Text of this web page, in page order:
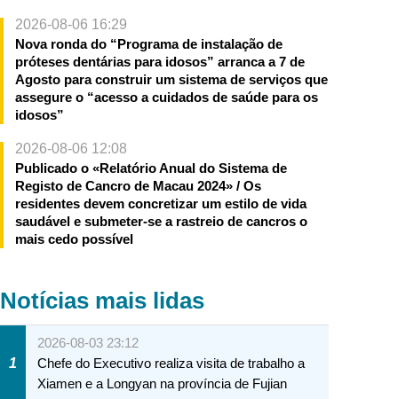
2026-08-06 16:29
Nova ronda do “Programa de instalação de
próteses dentárias para idosos” arranca a 7 de
Agosto para construir um sistema de serviços que
assegure o “acesso a cuidados de saúde para os
idosos”
2026-08-06 12:08
Publicado o «Relatório Anual do Sistema de
Registo de Cancro de Macau 2024» / Os
residentes devem concretizar um estilo de vida
saudável e submeter-se a rastreio de cancros o
mais cedo possível
Notícias mais lidas
1
2026-08-03 23:12
Chefe do Executivo realiza visita de trabalho a
Xiamen e a Longyan na província de Fujian